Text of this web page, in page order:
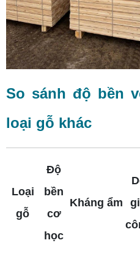
So sánh độ bền
loại gỗ khác
Loại
gỗ
Độ
bền
cơ
học
Kháng ẩm